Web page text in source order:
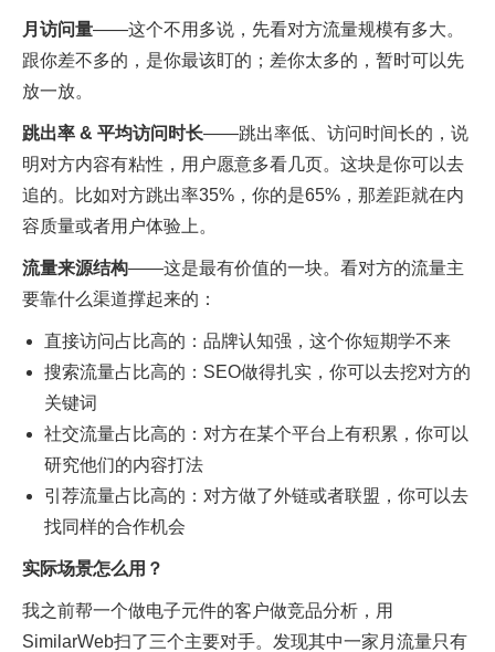
月访问量——这个不用多说，先看对方流量规模有多大。
跟你差不多的，是你最该盯的；差你太多的，暂时可以先
放一放。
跳出率 & 平均访问时长——跳出率低、访问时间长的，说
明对方内容有粘性，用户愿意多看几页。这块是你可以去
追的。比如对方跳出率35%，你的是65%，那差距就在内
容质量或者用户体验上。
流量来源结构——这是最有价值的一块。看对方的流量主
要靠什么渠道撑起来的：
直接访问占比高的：品牌认知强，这个你短期学不来
搜索流量占比高的：SEO做得扎实，你可以去挖对方的
关键词
社交流量占比高的：对方在某个平台上有积累，你可以
研究他们的内容打法
引荐流量占比高的：对方做了外链或者联盟，你可以去
找同样的合作机会
实际场景怎么用？
我之前帮一个做电子元件的客户做竞品分析，用
SimilarWeb扫了三个主要对手。发现其中一家月流量只有